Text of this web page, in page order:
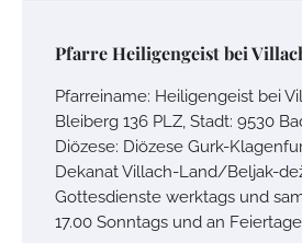
Pfarre Heiligengeist bei
Pfarreiname: Heiligengeist bei
Bleiberg 136 PLZ, Stadt: 9530
Diözese: Diözese Gurk-
Dekanat Villach-Land/Beljak-
Gottesdienste werktags und
17.00 Sonntags und an